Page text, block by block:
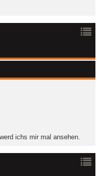
ichs mir mal ansehen.